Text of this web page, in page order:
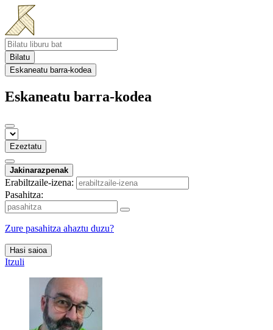
Bilatu
Eskaneatu barra-kodea
Eskaneatu barra-kodea
Ezeztatu
Jakinarazpenak
Erabiltzaile-izena:
Pasahitza:
Zure pasahitza ahaztu duzu?
Hasi saioa
Itzuli